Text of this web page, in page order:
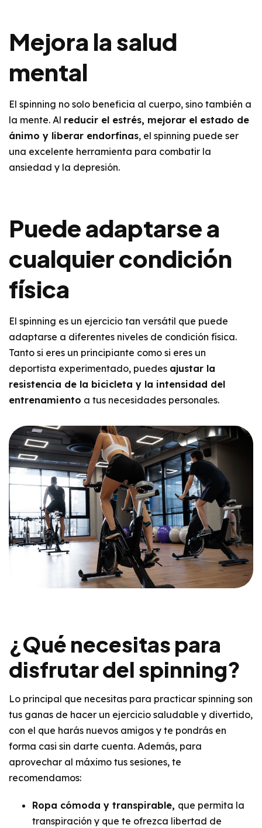
Mejora la salud
mental
El spinning no solo beneficia al cuerpo, sino también a
la mente. Al reducir el estrés, mejorar el estado de
ánimo y liberar endorfinas, el spinning puede ser
una excelente herramienta para combatir la
ansiedad y la depresión.
Puede adaptarse a
cualquier condición
física
El spinning es un ejercicio tan versátil que puede
adaptarse a diferentes niveles de condición física.
Tanto si eres un principiante como si eres un
deportista experimentado, puedes ajustar la
resistencia de la bicicleta y la intensidad del
entrenamiento a tus necesidades personales.
¿Qué necesitas para
disfrutar del spinning?
Lo principal que necesitas para practicar spinning son
tus ganas de hacer un ejercicio saludable y divertido,
con el que harás nuevos amigos y te pondrás en
forma casi sin darte cuenta. Además, para
aprovechar al máximo tus sesiones, te
recomendamos:
Ropa cómoda y transpirable, que permita la
transpiración y que te ofrezca libertad de